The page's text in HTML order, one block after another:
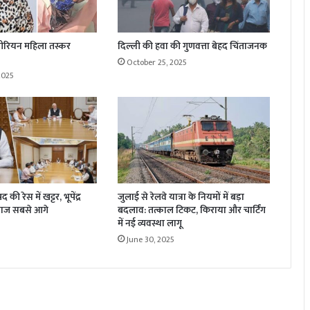
महिला तस्कर दिल्ली की हवा की गुणवत्ता बेहद चिंताजनक
October 25, 2025
की रेस में खट्टर, भूपेंद्र
सबसे आगे
जुलाई से रेलवे यात्रा के नियमों में बड़ा
बदलाव: तत्काल टिकट, किराया और चार्टिंग
में नई व्यवस्था लागू
June 30, 2025